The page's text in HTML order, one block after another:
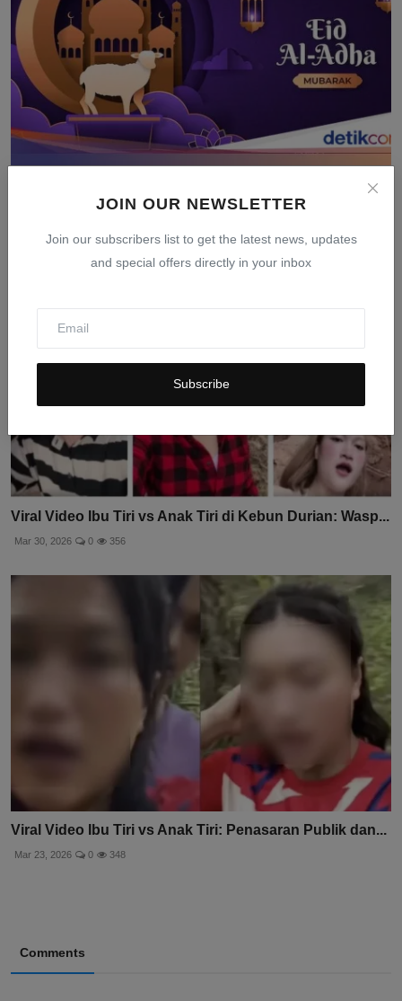
JOIN OUR NEWSLETTER
Join our subscribers list to get the latest news, updates
and special offers directly in your inbox
Subscribe
Tanggal Idul Adha 2026: Jadwal Resmi Pemerintah dan
Viral Video Ibu Tiri vs Anak Tiri di Kebun Durian: Wasp...
Mar 30, 2026 0 356
Viral Video Ibu Tiri vs Anak Tiri: Penasaran Publik dan...
Mar 23, 2026 0 348
Comments